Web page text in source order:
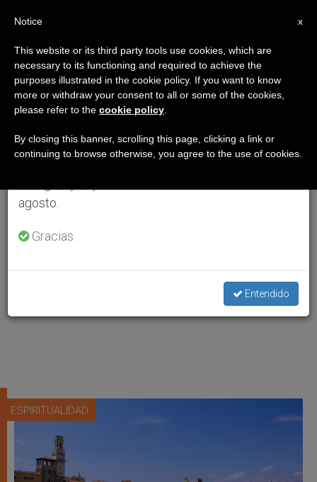
ESPIRITUALIDAD
×
Aviso importante
Del 27 de julio al 7 de agosto haremos la pausa
anual, aprovechando que en el periodo de verano
se generan menos informaciones y también el
agosto.
Gracias.
Entendido
x
Notice
This website or its third party tools use cookies, which are
necessary to its functioning and required to achieve the
purposes illustrated in the cookie policy. If you want to know
more or withdraw your consent to all or some of the cookies,
please refer to the cookie policy
By closing this banner, scrolling this page, clicking a link or
continuing to browse otherwise, you agree to the use of cookies.